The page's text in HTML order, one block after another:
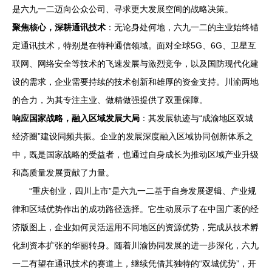
是六九一二迈向公众公司、寻求更大发展空间的战略决策。
聚焦核心，深耕通讯技术 ：无论身处何地，六九一二的主业始终锚
定通讯技术，特别是在特种通信领域。面对全球5G、6G、卫星互
联网、网络安全等技术的飞速发展与激烈竞争，以及国防现代化建
设的需求，企业需要持续的技术创新和雄厚的资金支持。川渝两地
的合力，为其专注主业、做精做强提供了双重保障。
响应国家战略，融入区域发展大局 ：其发展轨迹与“成渝地区双城
经济圈”建设同频共振。企业的发展深度融入区域协同创新体系之
中，既是国家战略的受益者，也通过自身成长为推动区域产业升级
和高质量发展贡献了力量。
“重庆创业，四川上市”是六九一二基于自身发展逻辑、产业规
律和区域优势作出的成功路径选择。它生动展示了在中国广袤的经
济版图上，企业如何灵活运用不同地区的资源优势，完成从技术孵
化到资本扩张的华丽转身。随着川渝协同发展的进一步深化，六九
一二有望在通讯技术的赛道上，继续凭借其独特的“双城优势”，开